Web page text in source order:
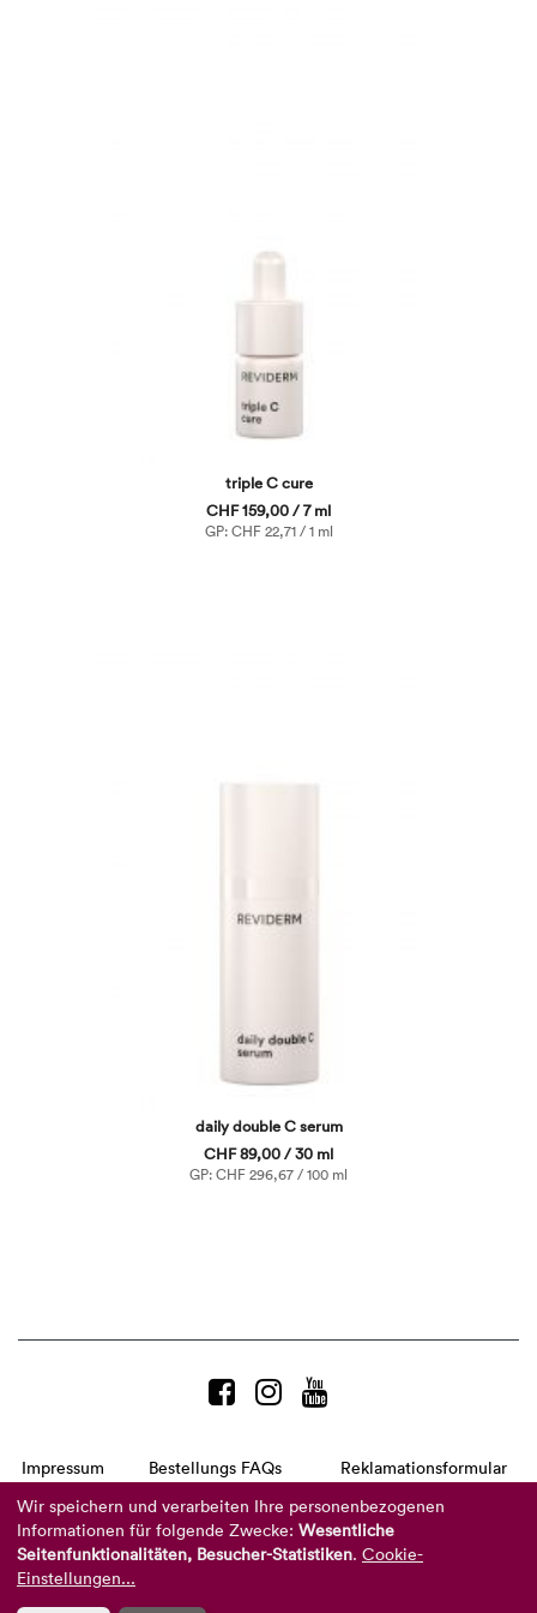
triple C cure
CHF 159,00 / 7 ml
GP: CHF 22,71 / 1 ml
daily double C serum
CHF 89,00 / 30 ml
GP: CHF 296,67 / 100 ml
Impressum Bestellungs FAQs
Reklamationsformular
AGB
Datenschutzerklärung
Barrierefreiheitserklärung
Telefon:+49 8104 8873-310
(Mo-Do: 9-16 Uhr und Fr: 9-14 Uhr)
Wir speichern und verarbeiten Ihre personenbezogenen
Informationen für folgende Zwecke: Wesentliche
Seitenfunktionalitäten, Besucher-Statistiken. Cookie-
Einstellungen...